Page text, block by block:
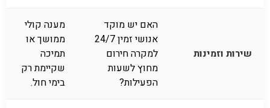
שירות וזמינות
האם יש מוקד
אנושי זמין 24/7
למקרה חירום
מחוץ לשעות
הפעילות?
מענה קולי
ממושך או
תמיכה
שקיימת רק
בימי חול.